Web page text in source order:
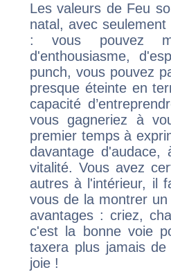
Les valeurs de Feu
natal, avec
: vous pouvez
d'enthousiasme,
punch, vous pouvez
presque éteinte en
capacité
vous gagneriez à
premier temps à
davantage
vitalité. Vous avez
autres à l'intérieur, il
vous de la montrer
avantages : criez,
c'est la bonne voie
taxera plus jamais
joie !